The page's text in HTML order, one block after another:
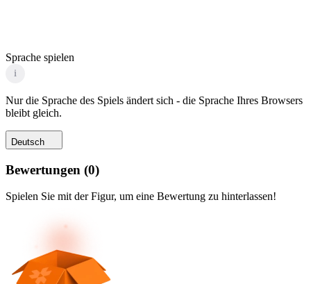
Sprache spielen
i
Nur die Sprache des Spiels ändert sich - die Sprache Ihres Browsers
bleibt gleich.
Deutsch
Bewertungen (0)
Spielen Sie mit der Figur, um eine Bewertung zu hinterlassen!